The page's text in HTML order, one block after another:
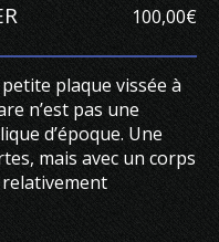
100,00€
plaque vissée à
n’est pas une
d’époque. Une
mais avec un corps
relativement